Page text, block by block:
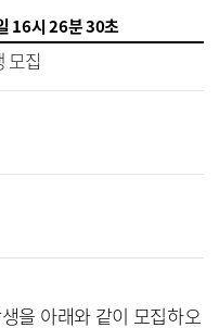
16시 26분 30초
모집
을 아래와 같이 모집하오